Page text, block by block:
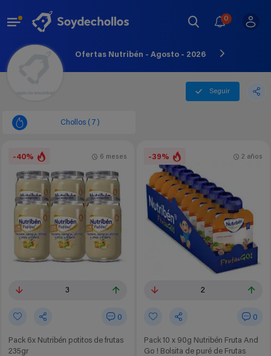
0
Ofertas Nutribén - Agosto - 2026
Seguir
Chollos (7)
-40%
3
0
Pack 6x Nutribén potitos de frutas
235gr
6 meses -39%
2
0
Pack 10 x 90g Nutribén Fruta And
Go ! Bolsita de puré de Frutas
2 años